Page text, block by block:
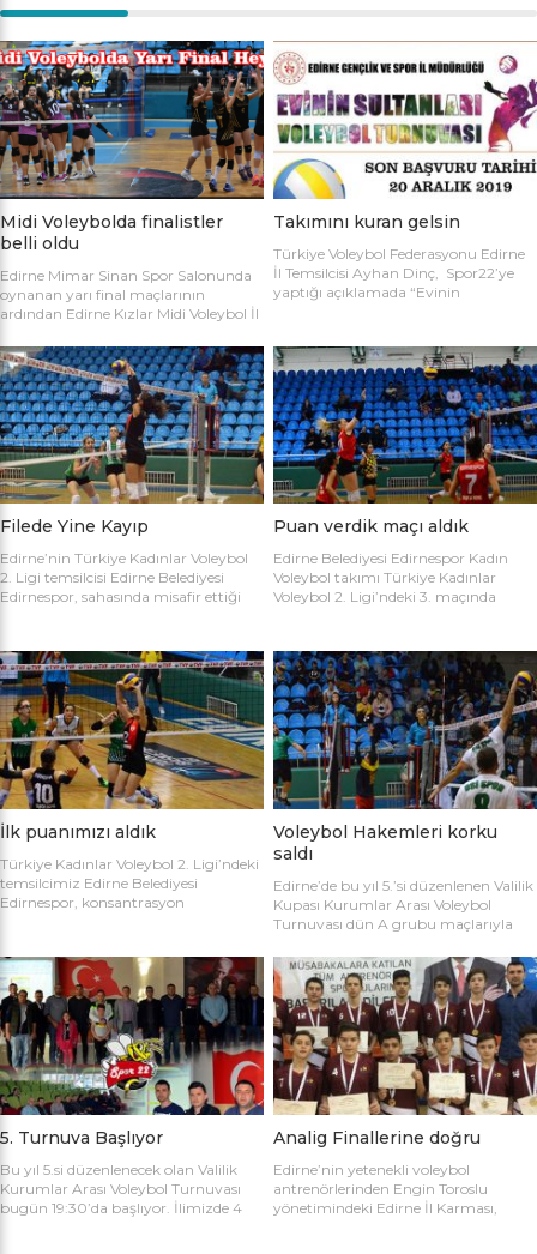
Midi Voleybolda finalistler
belli oldu
Edirne Mimar Sinan Spor Salonunda
oynanan yarı final maçlarının
ardından Edirne Kızlar Midi Voleybol İl
oynamaya hak kazanan takımlar
belirlendi. İlk oynanan yarı final
maçında Atletik Trakya takımını 25-
17, 25-7 ve 25-20’lik setlerle 3-0
mağlup eden Keşan Yıldızı takımı
finale adını ilk yazdıran takım oldu.
Oynanan ikinci maçta Avrupa
Yıldızları ile Kırcasalih […]
Takımını kuran gelsin
Türkiye Voleybol Federasyonu Edirne
İl Temsilcisi Ayhan Dinç, Spor22’ye
yaptığı açıklamada “Evinin
Temsilciliği olarak “Evinin Sultanları”
ismiyle Kadın Voleybol Turnuvası
organize ediliyor. 18 yaşını doldurmuş
tüm kadınların katılımına açık olan
turnuvaya katılım için takım
kaptanlarının sporcu listesini sağlık
raporlarıyla(sağlık ocağından
alınması yeterli) birlikte Gençlik Spor
İl […]
Filede Yine Kayıp
Edirne’nin Türkiye Kadınlar Voleybol
2. Ligi temsilcisi Edirne Belediyesi
Edirnespor, sahasında misafir ettiği
temsilcimiz Edirne Belediyesi
Edirnespor, Mimar Sinan Spor
Salonu’nda Manisa Salihli
Belediyespor’la karşılaştı. Takımlar
sahaya şu kadrolarla çıktılar: Edirne
Belediyesi Edirnespor: Simge, Edanur,
Sibel, Cere, Simge, Yaren, Halime,
Selay, Kübra, Deniz Salihli Belediye
Spor: […]
Puan verdik maçı aldık
Edirne Belediyesi Edirnespor Kadın
Voleybol takımı Türkiye Kadınlar
Voleybol 2. Ligi’ndeki 3. maçında
Salonu’nda Metin Demirbağ ve
Emrah Baran’ın yönettiği
karşılaşmaya takımlar şu kadrolarla
çıktılar: EDİRNESPOR: Simge
Gülağız, Edanur Bayraklı, Sibel Mert,
Ceren Atica, Simge Erden, S. Yaren
Tank, Halime Akay, Selay Çalışkan,
Büşra […]
İlk puanımızı aldık
Türkiye Kadınlar Voleybol 2. Ligi’ndeki
temsilcimiz Edirne Belediyesi
Edirnespor, konsantrasyon
Kadınlar Voleybol 2. Ligi’ne devam
edilirken Edirnespor Kadın Voleybol
Takımı Mimar Sinan Spor Salonu’nda
kendi seyircisi önünde ilk maçına çıktı.
İlk maçında deplasmanda Bursa
Nilüfer Belediyesi’ne 3-0 mağlup
olmuştu. İkinci maçında konuk ettiği
Biga […]
Voleybol Hakemleri korku
saldı
Edirne’de bu yıl 5.’si düzenlenen Valilik
Kupası Kurumlar Arası Voleybol
Turnuvası dün A grubu maçlarıyla
ile Ecacılar Odası karşı karşıya geldi.
Maçı üçyüzden fazla voleybol sever
izledi. Takımlar sahaya şu kadrolarla
çıktılar: Voleybol Hakemleri: Oğulcan
Kuru, Öyküm Akıncı, Ecem Göçmen,
Özge Göktaş, Rabia Acun, Gökay
Karatop, Semih Sormaz, Coşkun
Özsoy […]
5. Turnuva Başlıyor
Bu yıl 5.si düzenlenecek olan Valilik
Kurumlar Arası Voleybol Turnuvası
bugün 19:30’da başlıyor. İlimizde 4
Analig Finallerine doğru
Edirne’nin yetenekli voleybol
antrenörlerinden Engin Toroslu
yönetimindeki Edirne İl Karması,